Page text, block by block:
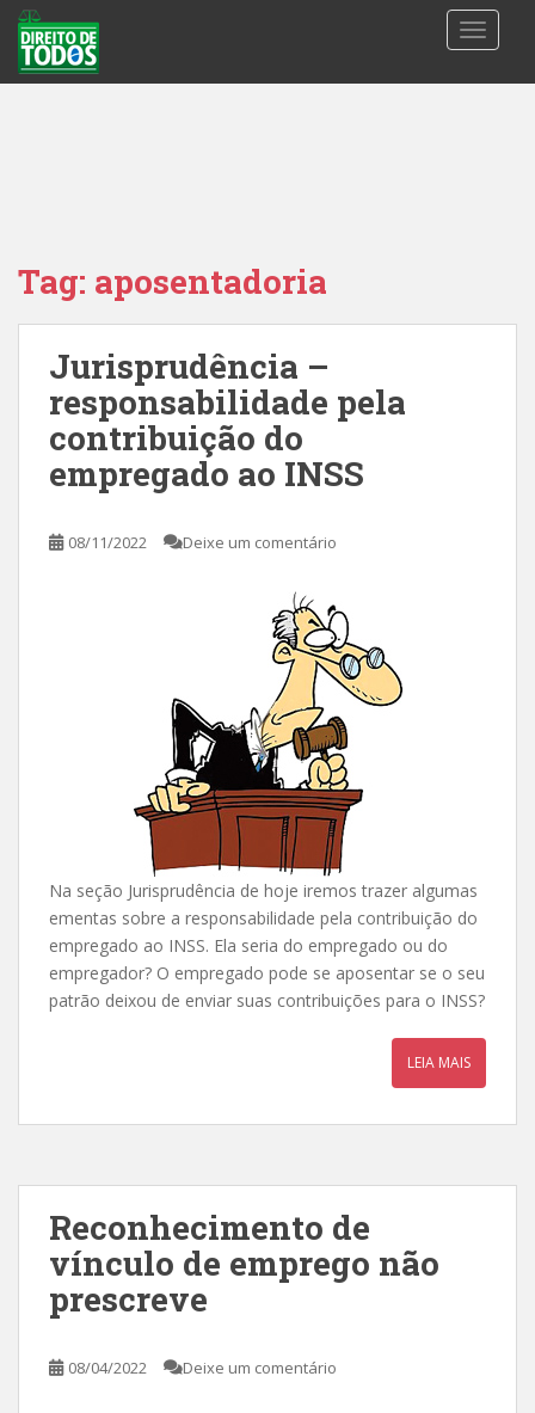
Tag: aposentadoria
Jurisprudência –
responsabilidade pela
contribuição do
empregado ao INSS
08/11/2022 Deixe um comentário
Na seção Jurisprudência de hoje iremos trazer algumas
ementas sobre a responsabilidade pela contribuição do
empregado ao INSS. Ela seria do empregado ou do
empregador? O empregado pode se aposentar se o seu
patrão deixou de enviar suas contribuições para o INSS?
LEIA MAIS
Reconhecimento de
vínculo de emprego não
prescreve
08/04/2022 Deixe um comentário